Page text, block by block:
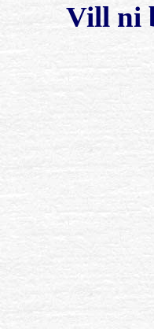
Vill ni